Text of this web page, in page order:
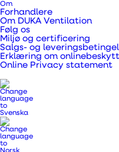
Om
Forhandlere
Om DUKA Ventilation
Følg os
Miljø og certificering
Salgs- og
Erklæring om
Online Privacy statement
Få et godt indeklima i
app betjening.
Varenummer